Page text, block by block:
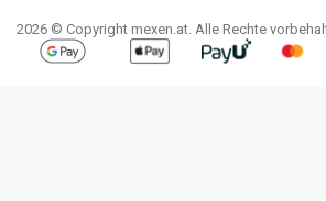
2026 © Copyright mexen.at. Alle Rechte